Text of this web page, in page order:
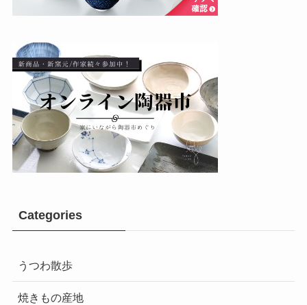
Categories
うつわ散歩
焼きもの産地